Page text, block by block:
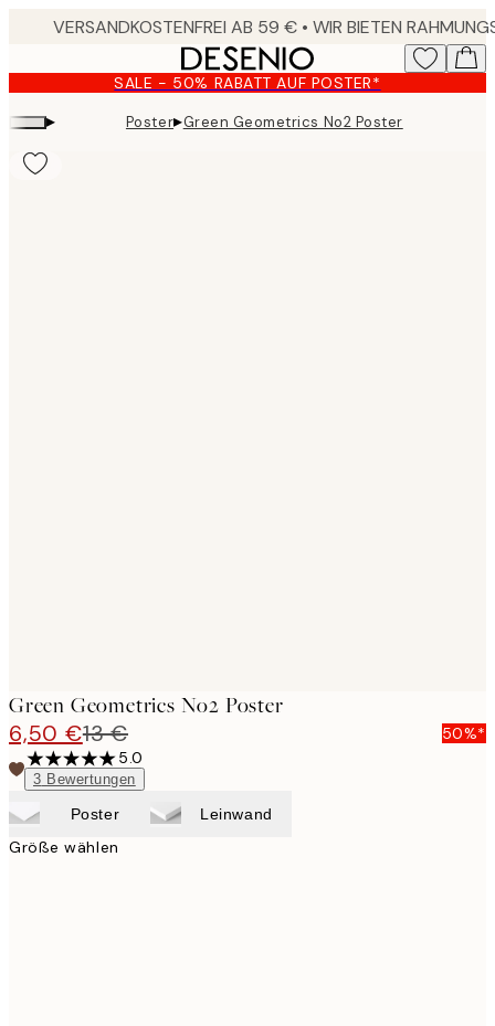
content.
SALE - 50% RABATT AUF POSTER*
▸ Poster▸Green Geometrics No2 Poster
Green Geometrics No2 Poster
6,50 €13 €
50%*
5.0
3 Bewertungen
Poster Leinwand
Größe wählen